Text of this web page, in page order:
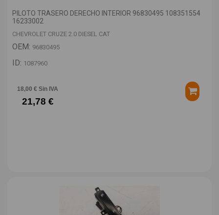
PILOTO TRASERO DERECHO INTERIOR 96830495 108351554
16233002
CHEVROLET CRUZE 2.0 DIESEL CAT
OEM: 96830495
ID: 1087960
18,00 € Sin IVA
21,78 €